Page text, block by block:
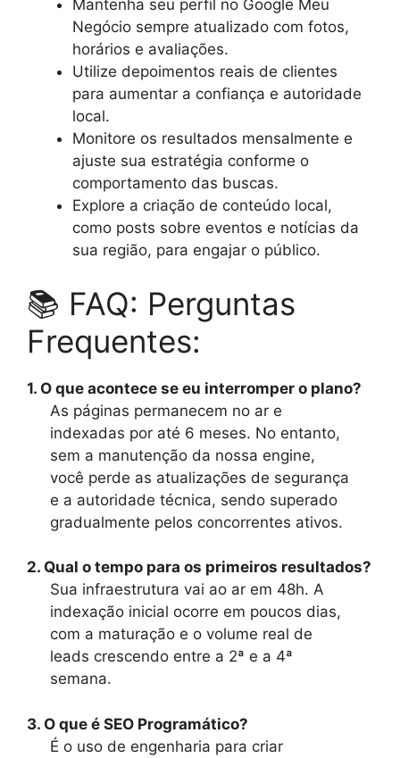
Mantenha seu perfil no Google Meu
Negócio sempre atualizado com fotos,
horários e avaliações.
Utilize depoimentos reais de clientes
para aumentar a confiança e autoridade
local.
Monitore os resultados mensalmente e
ajuste sua estratégia conforme o
comportamento das buscas.
Explore a criação de conteúdo local,
como posts sobre eventos e notícias da
sua região, para engajar o público.
📚 FAQ: Perguntas
Frequentes:
1. O que acontece se eu interromper o plano?
As páginas permanecem no ar e
indexadas por até 6 meses. No entanto,
sem a manutenção da nossa engine,
você perde as atualizações de segurança
e a autoridade técnica, sendo superado
gradualmente pelos concorrentes ativos.
2. Qual o tempo para os primeiros resultados?
Sua infraestrutura vai ao ar em 48h. A
indexação inicial ocorre em poucos dias,
com a maturação e o volume real de
leads crescendo entre a 2ª e a 4ª
semana.
3. O que é SEO Programático?
É o uso de engenharia para criar